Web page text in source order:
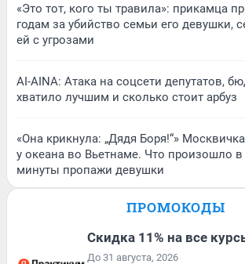
«Это тот, кого ты травила»: прикамца
годам за убийство семьи его девушки,
ей с угрозами
AI-AINA: Атака на соцсети депутатов,
хватило лучшим и сколько стоит арбуз
«Она крикнула: „Дядя Боря!“»
у океана во Вьетнаме. Что произошло
минуты пропажи девушки
ПРОМОКОДЫ
Скидка 11% на все
До 31 августа, 2026